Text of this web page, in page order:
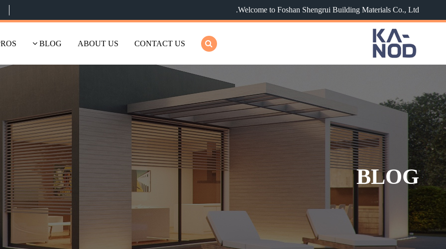
Welcome to Foshan Shengrui Building Materials Co., Ltd.
BLOG ABOUT US CONTACT US
BLOG